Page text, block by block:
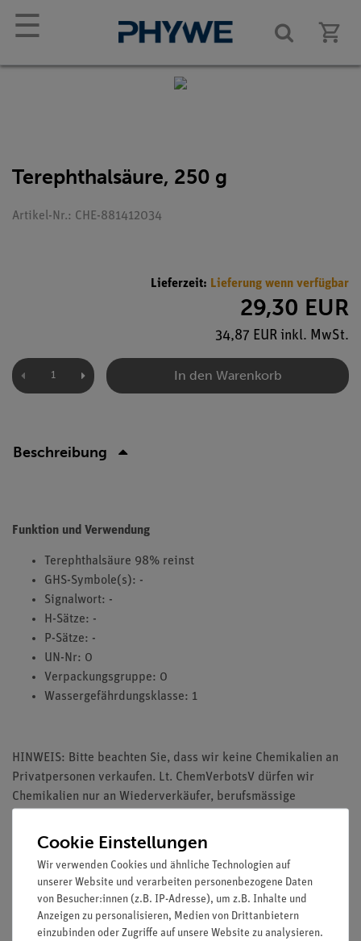
☰
Terephthalsäure, 250 g
Artikel-Nr.: CHE-881412034
Lieferzeit: Lieferung wenn verfügbar
29,30 EUR
34,87 EUR inkl. MwSt.
In den Warenkorb
Beschreibung
Funktion und Verwendung
Terephthalsäure 98% reinst
GHS-Symbole(s): -
Signalwort: -
H-Sätze: -
P-Sätze: -
UN-Nr: 0
Verpackungsgruppe: 0
Wassergefährdungsklasse: 1
HINWEIS: Bitte beachten Sie, dass wir keine Chemikalien an
Privatpersonen verkaufen. Lt. ChemVerbotsV dürfen wir
Chemikalien nur an Wiederverkäufer, berufsmässige
Lehranstalten abgeben.
Media / Downloads
Cookie Einstellungen
Wir verwenden Cookies und ähnliche Technologien auf
unserer Website und verarbeiten personenbezogene Daten
von Besucher:innen (z.B. IP-Adresse), um z.B. Inhalte und
Anzeigen zu personalisieren, Medien von Drittanbietern
einzubinden oder Zugriffe auf unsere Website zu analysieren.